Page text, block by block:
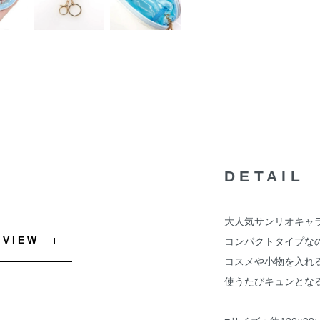
DETAIL
大人気サンリオキ
コンパクトタイプな
コスメや小物を入れ
使うたびキュンと